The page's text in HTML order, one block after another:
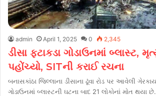
admin April 1, 2025 0 2,345
ડીસા ફટાકડા ગોડાઉનમાં બ્લાસ્ટ,
પહોંચ્યો, SITની કરાઈ રચના
બનાસકાંઠા જિલ્લાના ડીસાના ઢૂંવા રોડ પર આવેલી
ગોડાઉનમાં બ્લાસ્ટની ઘટના બાદ 21 લોકોનાં મોત થયા છે.